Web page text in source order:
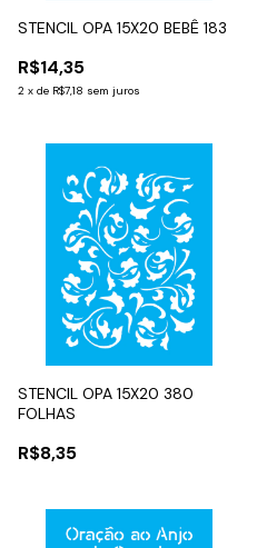
STENCIL OPA 15X20 BEBÊ 183
R$14,35
2 x de R$7,18 sem juros
STENCIL OPA 15X20 380
FOLHAS
R$8,35